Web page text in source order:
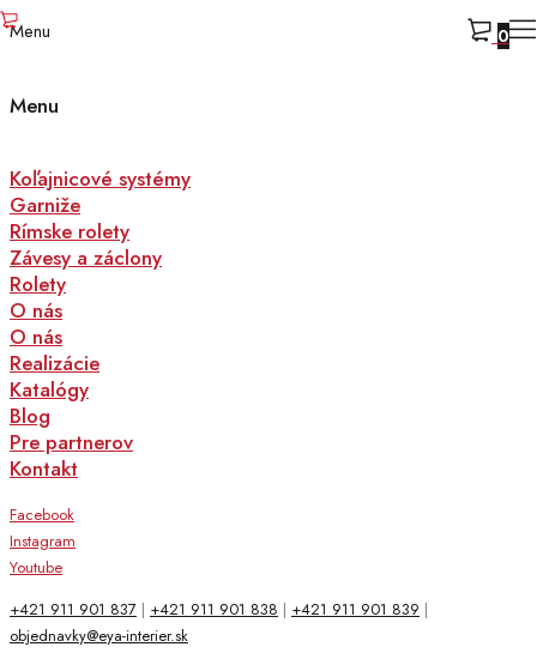
Menu
Menu
Koľajnicové systémy
Garniže
Rímske rolety
Závesy a záclony
Rolety
O nás
O nás
Realizácie
Katalógy
Blog
Pre partnerov
Kontakt
Facebook
Instagram
Youtube
+421 911 901 837 | +421 911 901 838 | +421 911 901 839 |
objednavky@eya-interier.sk
0